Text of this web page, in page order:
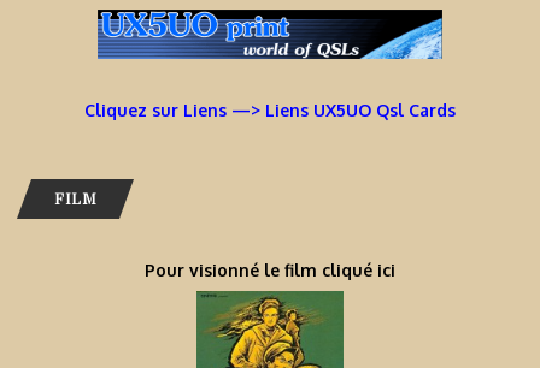
Cliquez sur Liens —> Liens UX5UO Qsl Cards
FILM
Pour visionné le film cliqué ici